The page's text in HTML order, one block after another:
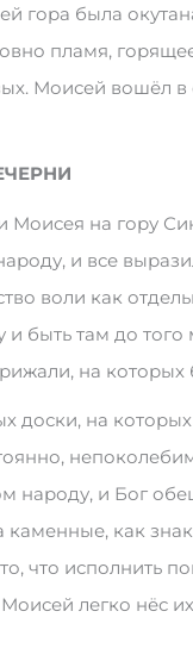
го­ра бы­ла
пла­мя,
Мо­и­сей во­шёл в
на го­ру
и все
во­ли как
и быть там до
на ко­то­рых
до­с­ки, на
на­ро­ду, и Бог
ка­мен­ные, как
что ис­по­л­нить
лег­ко нёс